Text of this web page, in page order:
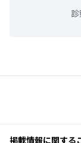
掲載情報に関する